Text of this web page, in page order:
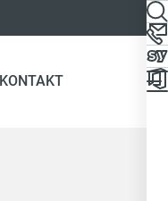
KONTAKT